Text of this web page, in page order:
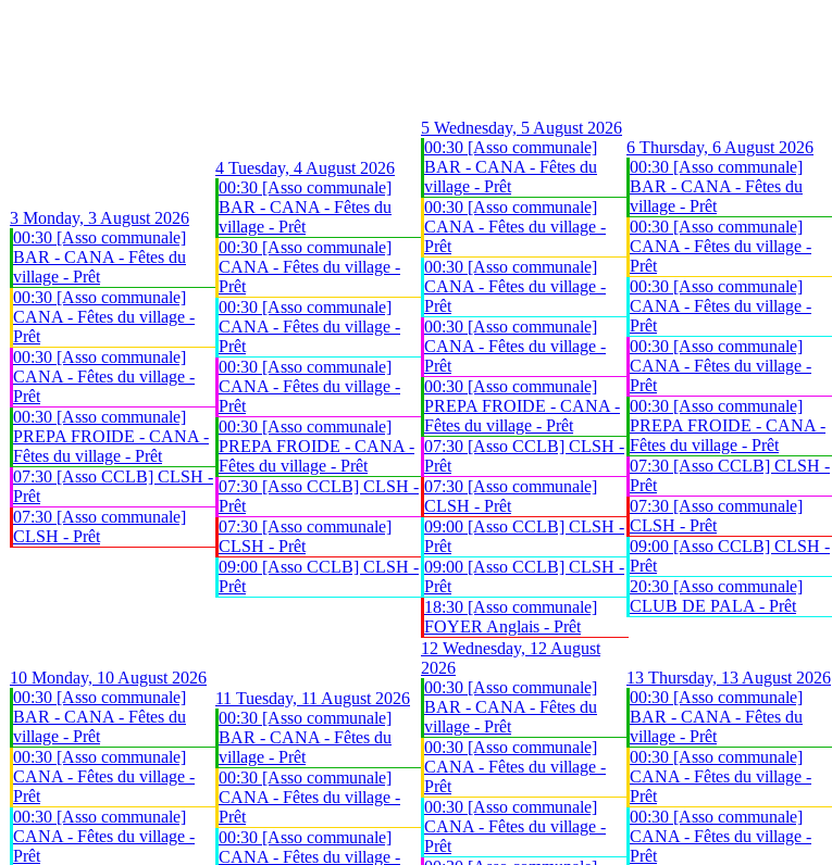
3 Monday, 3 August 2026
00:30 [Asso communale]
BAR - CANA - Fêtes du
village - Prêt
00:30 [Asso communale]
CANA - Fêtes du village -
Prêt
00:30 [Asso communale]
CANA - Fêtes du village -
Prêt
00:30 [Asso communale]
PREPA FROIDE - CANA -
Fêtes du village - Prêt
07:30 [Asso CCLB] CLSH -
Prêt
07:30 [Asso communale]
CLSH - Prêt
4 Tuesday, 4 August 2026
00:30 [Asso communale]
BAR - CANA - Fêtes du
village - Prêt
00:30 [Asso communale]
CANA - Fêtes du village -
Prêt
00:30 [Asso communale]
CANA - Fêtes du village -
Prêt
00:30 [Asso communale]
CANA - Fêtes du village -
Prêt
00:30 [Asso communale]
PREPA FROIDE - CANA -
Fêtes du village - Prêt
07:30 [Asso CCLB] CLSH -
Prêt
07:30 [Asso communale]
CLSH - Prêt
09:00 [Asso CCLB] CLSH -
Prêt
5 Wednesday, 5 August 2026
00:30 [Asso communale]
BAR - CANA - Fêtes du
village - Prêt
00:30 [Asso communale]
CANA - Fêtes du village -
Prêt
00:30 [Asso communale]
CANA - Fêtes du village -
Prêt
00:30 [Asso communale]
CANA - Fêtes du village -
Prêt
00:30 [Asso communale]
PREPA FROIDE - CANA -
Fêtes du village - Prêt
07:30 [Asso CCLB] CLSH -
Prêt
07:30 [Asso communale]
CLSH - Prêt
09:00 [Asso CCLB] CLSH -
Prêt
09:00 [Asso CCLB] CLSH -
Prêt
18:30 [Asso communale]
FOYER Anglais - Prêt
6 Thursday, 6 August 2026
00:30 [Asso communale]
BAR - CANA - Fêtes du
village - Prêt
00:30 [Asso communale]
CANA - Fêtes du village -
Prêt
00:30 [Asso communale]
CANA - Fêtes du village -
Prêt
00:30 [Asso communale]
CANA - Fêtes du village -
Prêt
00:30 [Asso communale]
PREPA FROIDE - CANA -
Fêtes du village - Prêt
07:30 [Asso CCLB] CLSH -
Prêt
07:30 [Asso communale]
CLSH - Prêt
09:00 [Asso CCLB] CLSH -
Prêt
20:30 [Asso communale]
CLUB DE PALA - Prêt
10 Monday, 10 August 2026
00:30 [Asso communale]
BAR - CANA - Fêtes du
village - Prêt
00:30 [Asso communale]
CANA - Fêtes du village -
Prêt
00:30 [Asso communale]
CANA - Fêtes du village -
Prêt
11 Tuesday, 11 August 2026
00:30 [Asso communale]
BAR - CANA - Fêtes du
village - Prêt
00:30 [Asso communale]
CANA - Fêtes du village -
Prêt
00:30 [Asso communale]
CANA - Fêtes du village -
12 Wednesday, 12 August
2026
00:30 [Asso communale]
BAR - CANA - Fêtes du
village - Prêt
00:30 [Asso communale]
CANA - Fêtes du village -
Prêt
00:30 [Asso communale]
CANA - Fêtes du village -
Prêt
13 Thursday, 13 August 2026
00:30 [Asso communale]
BAR - CANA - Fêtes du
village - Prêt
00:30 [Asso communale]
CANA - Fêtes du village -
Prêt
00:30 [Asso communale]
CANA - Fêtes du village -
Prêt